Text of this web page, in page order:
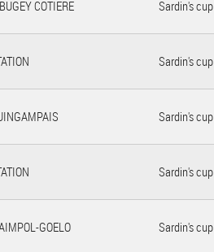
COTIERE Sardin's cup
Sardin's cup
Sardin's cup
Sardin's cup
GOELO Sardin's cup